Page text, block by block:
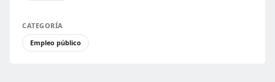
CATEGORÍA
Empleo público